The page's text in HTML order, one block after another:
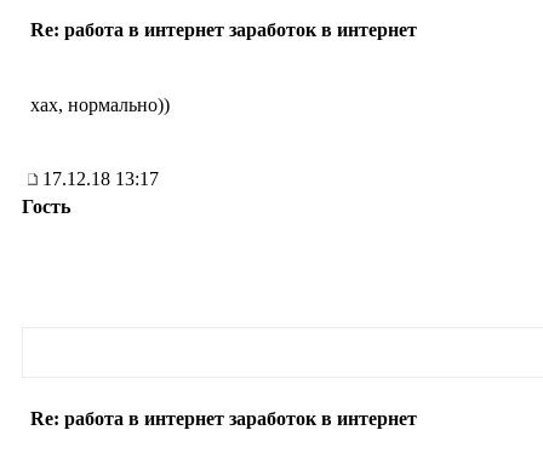
Re: работа в интернет заработок в интернет
хах, нормально))
17.12.18 13:17
Гость
Re: работа в интернет заработок в интернет